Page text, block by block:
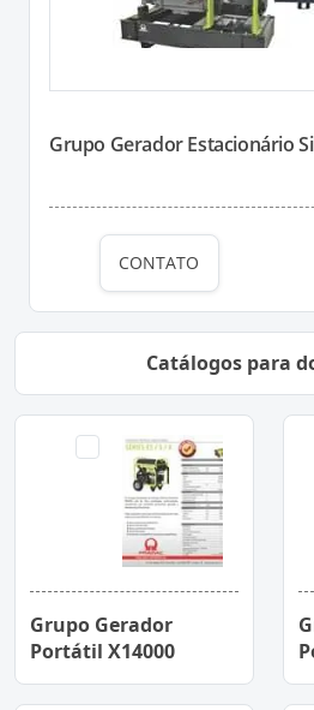
Grupo Gerador Estacionário
CONTATO
Catálogos para
Grupo Gerador
Portátil X14000